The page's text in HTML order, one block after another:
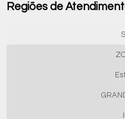
Regiões de